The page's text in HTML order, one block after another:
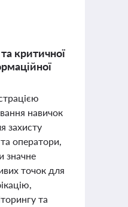
критичної
навичок
захисту
оператори,
значне
точок для
та